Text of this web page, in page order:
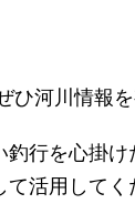
ひ河川情報を
釣行を心掛
活用してく